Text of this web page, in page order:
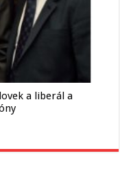
a liberál a